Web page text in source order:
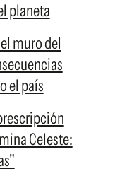
planeta
muro del
el país
Celeste: